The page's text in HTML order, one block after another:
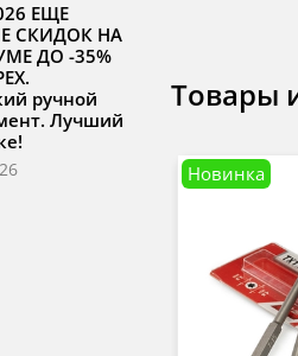
Товары
Новинка
ЕЩЕ
СКИДОК НА
ДО -35%
ручной
Лучший